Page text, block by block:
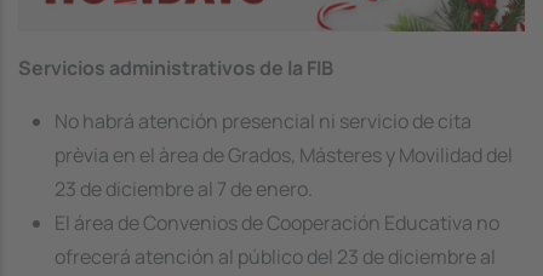
Servicios administrativos de la FIB
No habrá atención presencial ni servicio de cita
prèvia en el àrea de Grados, Másteres y Movilidad del
23 de diciembre al 7 de enero.
El área de Convenios de Cooperación Educativa no
ofrecerá atención al público del 23 de diciembre al